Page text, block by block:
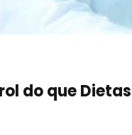
do que